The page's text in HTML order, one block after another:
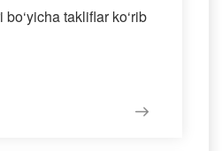
takliflar ko‘rib